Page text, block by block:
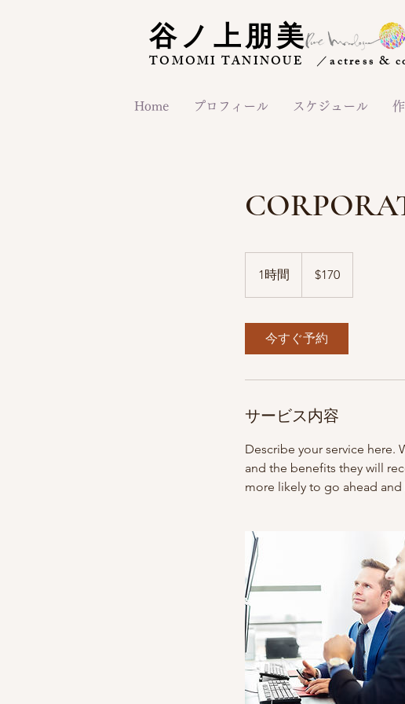
谷ノ上朋美
TOMOMI TANINOUE ／actress &
Home プロフィール スケジュール
1時間
時
$170
今すぐ予約
サービス内容
Describe your service here.
and the benefits they will
more likely to go ahead